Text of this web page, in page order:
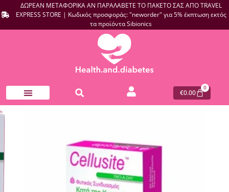
ΔΩΡΕΑΝ ΜΕΤΑΦΟΡΙΚΑ ΑΝ ΠΑΡΑΛΑΒΕΤΕ ΤΟ ΠΑΚΕΤΟ ΣΑΣ ΑΠΟ TRAVEL
EXPRESS STORE | Κωδικός προσφοράς: "neworder" για 5% έκπτωση εκτός
τα προϊόντα Sibionics
€0.00
0